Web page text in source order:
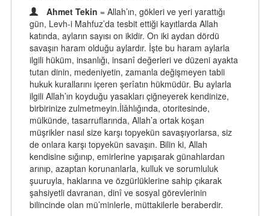
Ahmet Tekin = Allah’ın, gökleri ve yeri yarattığı
gün, Levh-i Mahfuz’da tesbit ettiği kayıtlarda Allah
katında, ayların sayısı on ikidir. On iki aydan dördü
savaşın haram olduğu aylardır. İşte bu haram aylarla
ilgili hüküm, insanlığı, insanî değerleri ve düzeni ayakta
tutan dinin, medeniyetin, zamanla değişmeyen tabii
hukuk kurallarını içeren şerîatın hükmüdür. Bu aylarla
ilgili Allah’ın koyduğu yasakları çiğneyerek kendinize,
birbirinize zulmetmeyin.İlâhlığında, otoritesinde,
mülkünde, tasarruflarında, Allah’a ortak koşan
müşrikler nasıl size karşı topyekün savaşıyorlarsa, siz
de onlara karşı topyekün savaşın. Bilin ki, Allah
kendisine sığınıp, emirlerine yapışarak günahlardan
arınıp, azaptan korunanlarla, kulluk ve sorumluluk
şuuruyla, haklarına ve özgürlüklerine sahip çıkarak
şahsiyetli davranan, dinî ve sosyal görevlerinin
bilincinde olan mü’minlerle, müttakilerle beraberdir.